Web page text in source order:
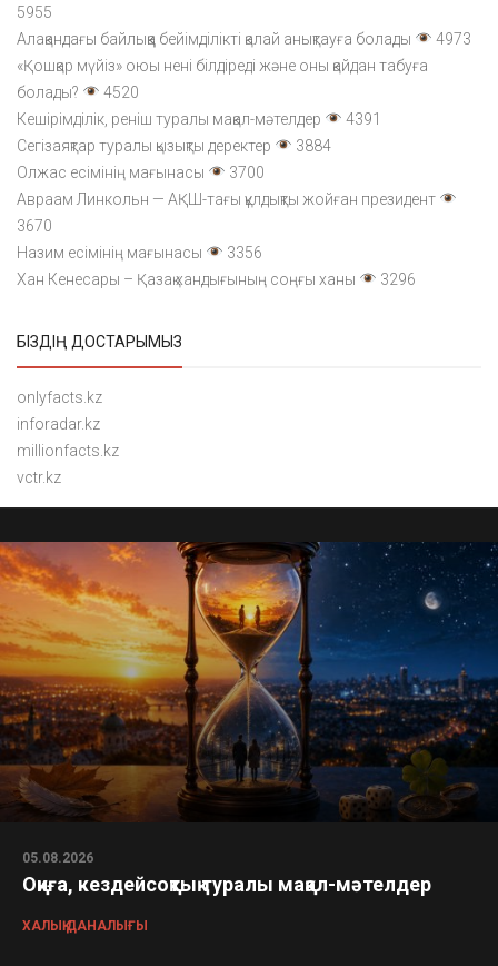
5955
Алақандағы байлыққа бейімділікті қалай анықтауға болады
4973
«Қошқар мүйіз» оюы нені білдіреді және оны қайдан табуға
болады?
4520
Кешірімділік, реніш туралы мақал-мәтелдер
4391
Сегізаяқтар туралы қызықты деректер
3884
Олжас есімінің мағынасы
3700
Авраам Линкольн — АҚШ-тағы құлдықты жойған президент
3670
Назим есімінің мағынасы
3356
Хан Кенесары – Қазақ хандығының соңғы ханы
3296
БІЗДІҢ ДОСТАРЫМЫЗ
onlyfacts.kz
inforadar.kz
millionfacts.kz
vctr.kz
05.08.2026
Оқиға, кездейсоқтық туралы мақал-мәтелдер
ХАЛЫҚ ДАНАЛЫҒЫ